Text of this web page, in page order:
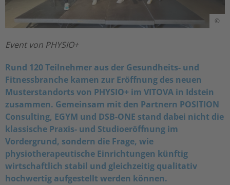
©
Event von PHYSIO+
Rund 120 Teilnehmer aus der Gesundheits- und
Fitnessbranche kamen zur Eröffnung des neuen
Musterstandorts von PHYSIO+ im VITOVA in Idstein
zusammen. Gemeinsam mit den Partnern POSITION
Consulting, EGYM und DSB-ONE stand dabei nicht die
klassische Praxis- und Studioeröffnung im
Vordergrund, sondern die Frage, wie
physiotherapeutische Einrichtungen künftig
wirtschaftlich stabil und gleichzeitig qualitativ
hochwertig aufgestellt werden können.